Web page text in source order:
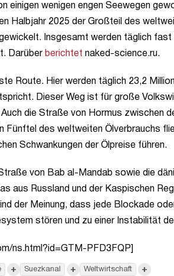
einigen wenigen engen Seewegen
Halbjahr 2025 der Großteil des
Insgesamt werden täglich fast
Darüber berichtet naked-science.ru.
Route. Hier werden täglich 23,2
Dieser Weg ist für große
die Straße von Hormus zwischen
Fünftel des weltweiten Ölverbrauchs
Schwankungen der Ölpreise führen.
von Bab al-Mandab sowie die
aus Russland und der Kaspischen
der Meinung, dass jede Blockade
stören und zu einer Instabilität
ns.html?id=GTM-PFD3FQP]
+ Suezkanal + Weltwirtschaft +